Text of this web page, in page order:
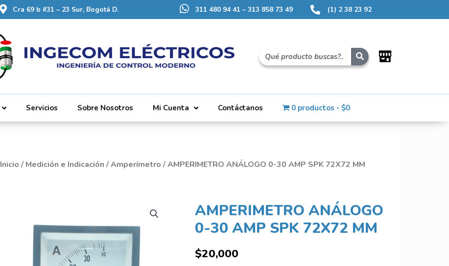
Cra 69 b #31 – 23 Sur, Bogotá D. 311 480 94 41 – 313 858 73 49 (1) 2 38 23 92
Servicios Sobre Nosotros Mi Cuenta Contáctanos 0 productos $0
Inicio / Medición e Indicación /Amperímetro / AMPERIMETRO ANÁLOGO 0-30 AMP SPK 72X72 MM
AMPERIMETRO ANÁLOGO
0-30 AMP SPK 72X72 MM
$20,000